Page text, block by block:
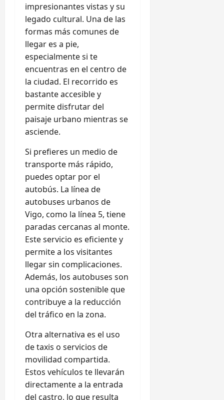
impresionantes vistas y su
legado cultural. Una de las
formas más comunes de
llegar es a pie,
especialmente si te
encuentras en el centro de
la ciudad. El recorrido es
bastante accesible y
permite disfrutar del
paisaje urbano mientras se
asciende.
Si prefieres un medio de
transporte más rápido,
puedes optar por el
autobús. La línea de
autobuses urbanos de
Vigo, como la línea 5, tiene
paradas cercanas al monte.
Este servicio es eficiente y
permite a los visitantes
llegar sin complicaciones.
Además, los autobuses son
una opción sostenible que
contribuye a la reducción
del tráfico en la zona.
Otra alternativa es el uso
de taxis o servicios de
movilidad compartida.
Estos vehículos te llevarán
directamente a la entrada
del castro, lo que resulta